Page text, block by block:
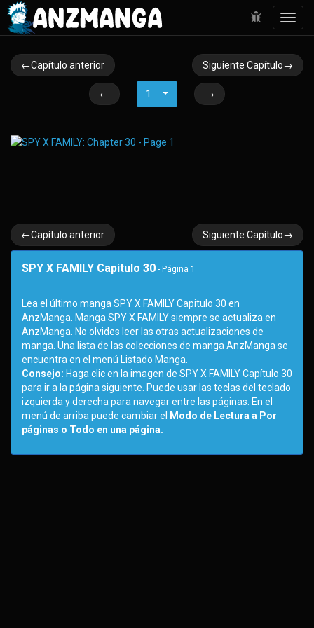
←Capítulo anterior Siguiente Capítulo→
← 1 →
←Capítulo anterior Siguiente Capítulo→
SPY X FAMILY Capitulo 30 - Página 1
Lea el último manga SPY X FAMILY Capitulo 30 en
AnzManga. Manga SPY X FAMILY siempre se actualiza en
AnzManga. No olvides leer las otras actualizaciones de
manga. Una lista de las colecciones de manga AnzManga se
encuentra en el menú Listado Manga.
Consejo: Haga clic en la imagen de SPY X FAMILY Capítulo 30
para ir a la página siguiente. Puede usar las teclas del teclado
izquierda y derecha para navegar entre las páginas. En el
menú de arriba puede cambiar el
Modo de Lectura a Por
páginas o Todo en una página.